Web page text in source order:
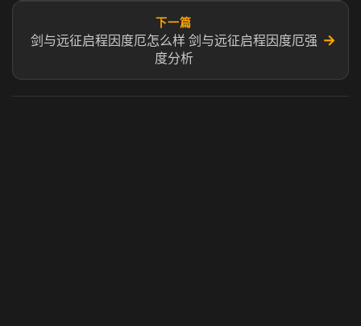
下一篇
剑与远征启程因度厄怎么样 剑与远征启程因度厄强
度分析
→